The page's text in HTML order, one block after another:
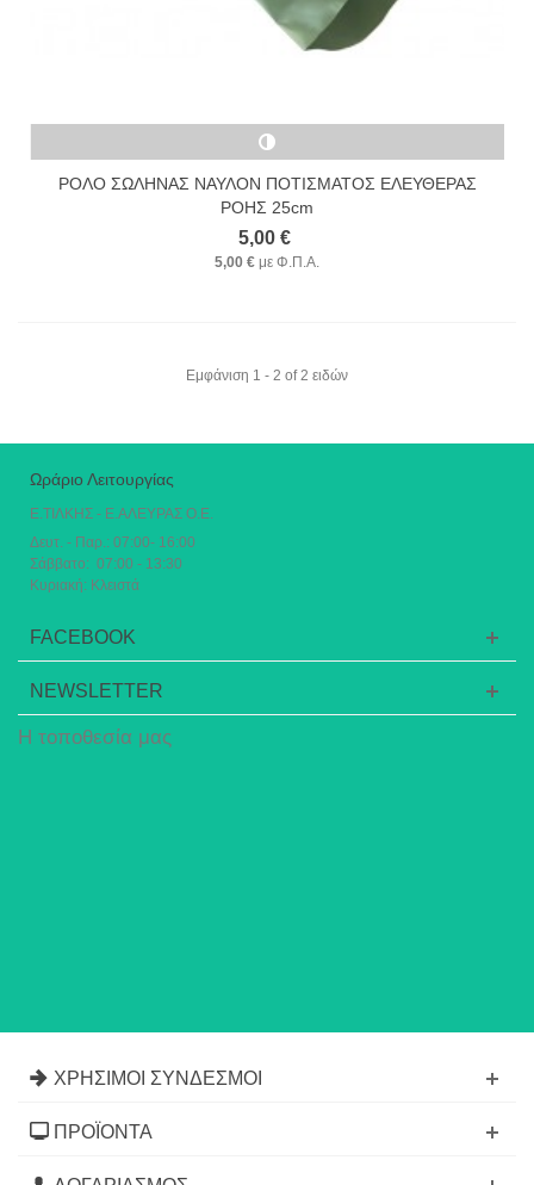
ΡΟΛΟ ΣΩΛΗΝΑΣ ΝΑΥΛΟΝ ΠΟΤΙΣΜΑΤΟΣ ΕΛΕΥΘΕΡΑΣ
ΡΟΗΣ 25cm
5,00 €
5,00 € με Φ.Π.Α.
Εμφάνιση 1 - 2 of 2 ειδών
Ωράριο Λειτουργίας
Ε.ΤΙΛΚΗΣ - Ε.ΑΛΕΥΡΑΣ Ο.Ε.
Δευτ. - Παρ.: 07:00- 16:00
Σάββατο: 07:00 - 13:30
Κυριακή: Κλειστά
FACEBOOK
NEWSLETTER
Η τοποθεσία μας
ΧΡΉΣΙΜΟΙ ΣΎΝΔΕΣΜΟΙ
ΠΡΟΪΌΝΤΑ